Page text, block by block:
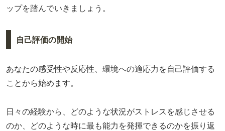
ップを踏んでいきましょう。
自己評価の開始
あなたの感受性や反応性、環境への適応力を自己評価する
ことから始めます。
日々の経験から、どのような状況がストレスを感じさせる
のか、どのような時に最も能力を発揮できるのかを振り返